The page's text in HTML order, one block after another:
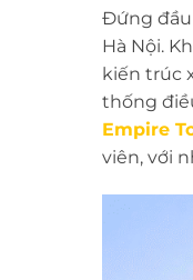
Đứng đầu
Hà Nội.
kiến trúc
thống
Empire
viên, với